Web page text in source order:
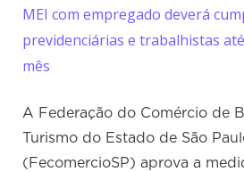
MEI com empregado deverá
previdenciárias e trabalhistas
mês
A Federação do Comércio de
Turismo do Estado de São
(FecomercioSP) aprova a